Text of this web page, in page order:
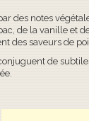
des notes
de la vanille et
des saveurs de
de